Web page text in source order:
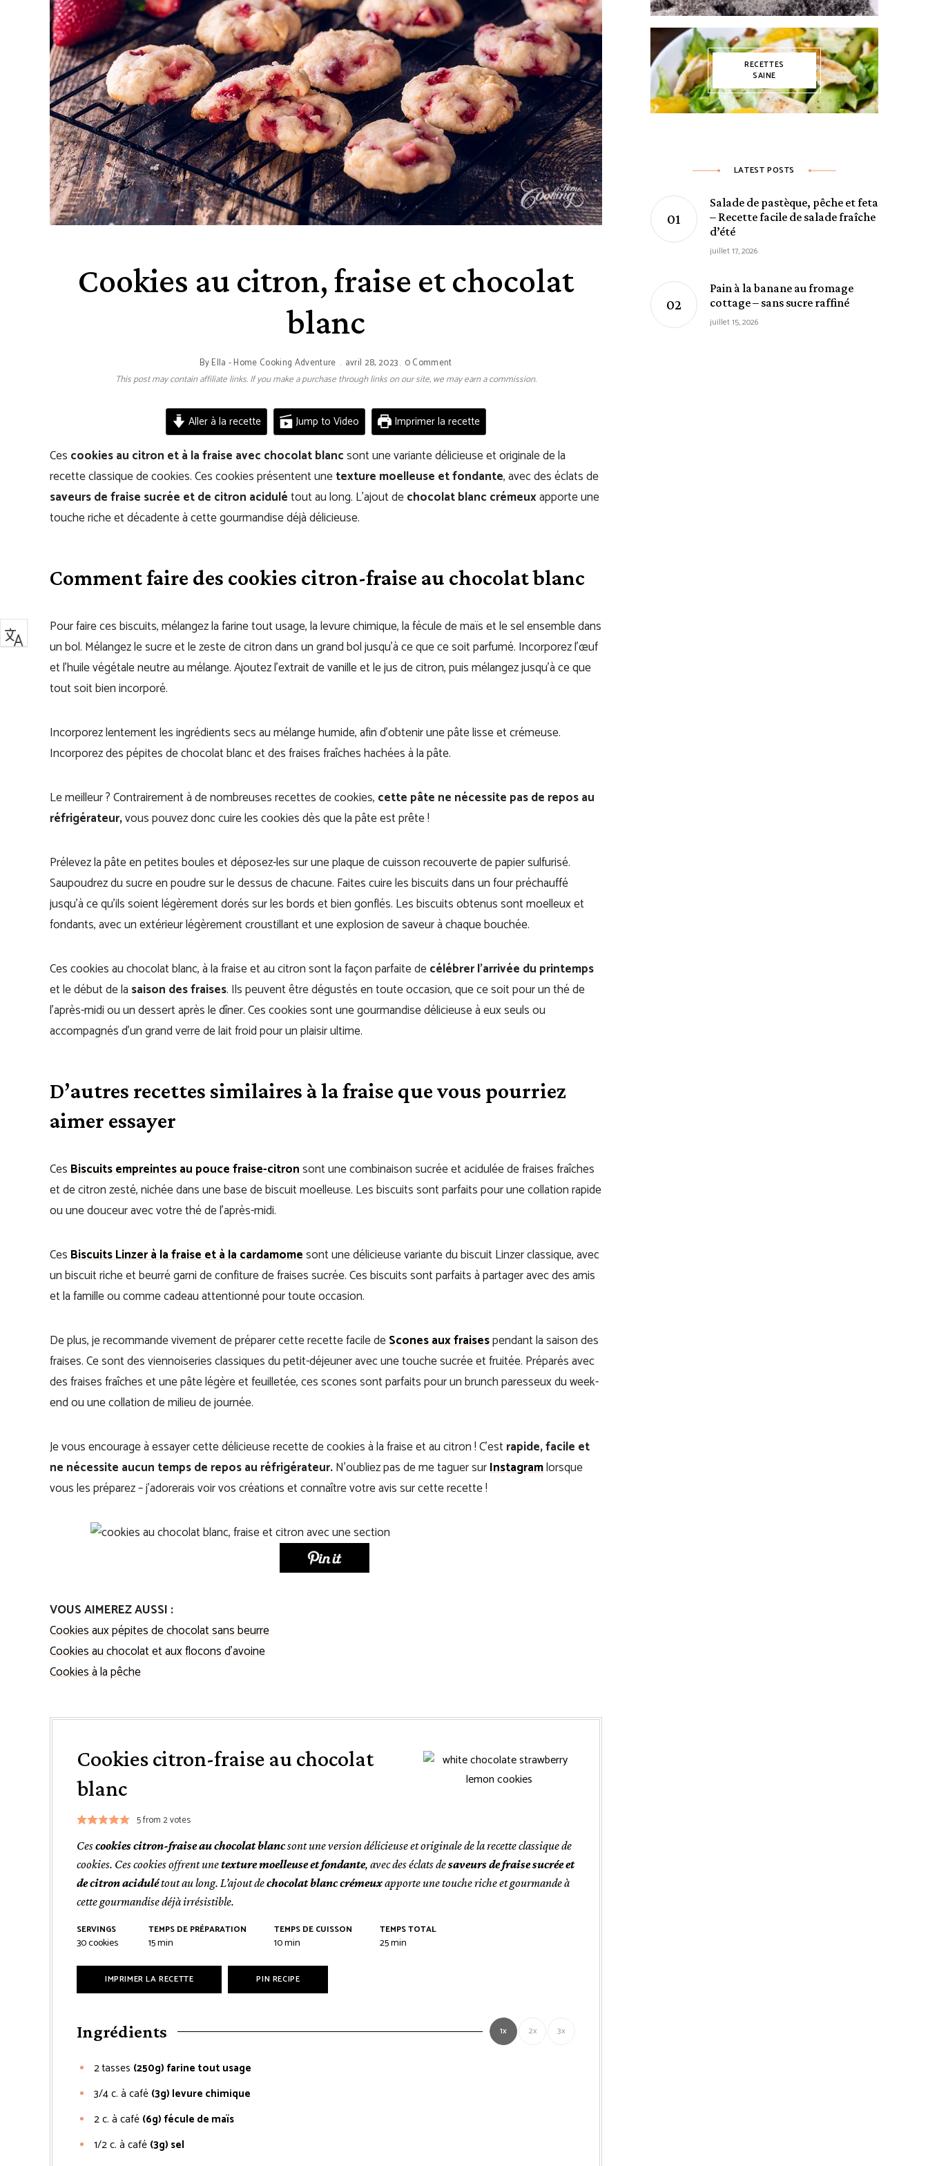
Cookies au citron, fraise et chocolat
blanc
ByElla - Home Cooking Adventure avril 28, 2023 0 Comment
This post may contain affiliate links. If you make a purchase through links on our site, we may earn a commission.
Aller à la recette Jump to Video Imprimer la recette
Ces cookies au citron et à la fraise avec chocolat blancsont une variante délicieuse et originale de la
recette classique de cookies. Ces cookies présentent unetexture moelleuse et fondante, avec des éclats de
saveurs de fraise sucrée et de citron acidulétout au long. L’ajout dechocolat blanc crémeuxapporte une
touche riche et décadente à cette gourmandise déjà délicieuse.
Comment faire des cookies citron-fraise au chocolat blanc
Pour faire ces biscuits, mélangez la farine tout usage, la levure chimique, la fécule de maïs et le sel ensemble dans
un bol. Mélangez le sucre et le zeste de citron dans un grand bol jusqu’à ce que ce soit parfumé. Incorporez l’œuf
et l’huile végétale neutre au mélange. Ajoutez l’extrait de vanille et le jus de citron, puis mélangez jusqu’à ce que
tout soit bien incorporé.
Incorporez lentement les ingrédients secs au mélange humide, afin d’obtenir une pâte lisse et crémeuse.
Incorporez des pépites de chocolat blanc et des fraises fraîches hachées à la pâte.
Le meilleur ? Contrairement à de nombreuses recettes de cookies, cette pâte ne nécessite pas de repos au
réfrigérateur,vous pouvez donc cuire les cookies dès que la pâte est prête !
Prélevez la pâte en petites boules et déposez-les sur une plaque de cuisson recouverte de papier sulfurisé.
Saupoudrez du sucre en poudre sur le dessus de chacune. Faites cuire les biscuits dans un four préchauffé
jusqu’à ce qu’ils soient légèrement dorés sur les bords et bien gonflés. Les biscuits obtenus sont moelleux et
fondants, avec un extérieur légèrement croustillant et une explosion de saveur à chaque bouchée.
Ces cookies au chocolat blanc, à la fraise et au citron sont la façon parfaite decélébrer l’arrivée du printemps
et le début de la saison des fraises. Ils peuvent être dégustés en toute occasion, que ce soit pour un thé de
l’après-midi ou un dessert après le dîner. Ces cookies sont une gourmandise délicieuse à eux seuls ou
accompagnés d’un grand verre de lait froid pour un plaisir ultime.
D’autres recettes similaires à la fraise que vous pourriez
aimer essayer
CesBiscuits empreintes au pouce fraise-citronsont une combinaison sucrée et acidulée de fraises fraîches
et de citron zesté, nichée dans une base de biscuit moelleuse. Les biscuits sont parfaits pour une collation rapide
ou une douceur avec votre thé de l’après-midi.
CesBiscuits Linzer à la fraise et à la cardamomesont une délicieuse variante du biscuit Linzer classique, avec
un biscuit riche et beurré garni de confiture de fraises sucrée. Ces biscuits sont parfaits à partager avec des amis
et la famille ou comme cadeau attentionné pour toute occasion.
De plus, je recommande vivement de préparer cette recette facile deScones aux fraisespendant la saison des
fraises. Ce sont des viennoiseries classiques du petit-déjeuner avec une touche sucrée et fruitée. Préparés avec
des fraises fraîches et une pâte légère et feuilletée, ces scones sont parfaits pour un brunch paresseux du week-
end ou une collation de milieu de journée.
Je vous encourage à essayer cette délicieuse recette de cookies à la fraise et au citron ! C’estrapide, facile et
ne nécessite aucun temps de repos au réfrigérateur.N’oubliez pas de me taguer surInstagramlorsque
vous les préparez – j’adorerais voir vos créations et connaître votre avis sur cette recette !
VOUS AIMEREZ AUSSI :
Cookies aux pépites de chocolat sans beurre
Cookies au chocolat et aux flocons d’avoine
Cookies à la pêche
Cookies citron-fraise au chocolat
blanc
5from 2votes
Cescookies citron-fraise au chocolat blancsont une version délicieuse et originale de la recette classique de
cookies. Ces cookies offrent unetexture moelleuse et fondante, avec des éclats desaveurs de fraise sucrée et
de citron acidulétout au long. L’ajout dechocolat blanc crémeuxapporte une touche riche et gourmande à
cette gourmandise déjà irrésistible.
SERVINGS
30cookies
TEMPS DE PRÉPARATION
15minutes
min
TEMPS DE CUISSON
10minutes
min
TEMPS TOTAL
25minutes
min
IMPRIMER LA RECETTE PIN RECIPE
Ingrédients 1x 2x 3x
2tasses (250g) farine tout usage
3/4c. à café (3g) levure chimique
2c. à café (6g) fécule de maïs
1/2c. à café (3g) sel
RECETTES
SAINE
LATEST POSTS
Salade de pastèque, pêche et feta
– Recette facile de salade fraîche
d’été
juillet 17, 2026
Pain à la banane au fromage
cottage – sans sucre raffiné
juillet 15, 2026